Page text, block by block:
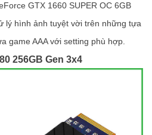
GTX 1660 SUPER OC 6GB
lý hình ảnh tuyệt vời trên những tựa
game AAA với setting phù hợp.
256GB Gen 3x4